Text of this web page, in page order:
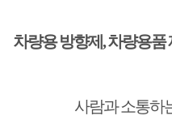
차량용 방향제, 차량용
사람과 소통하